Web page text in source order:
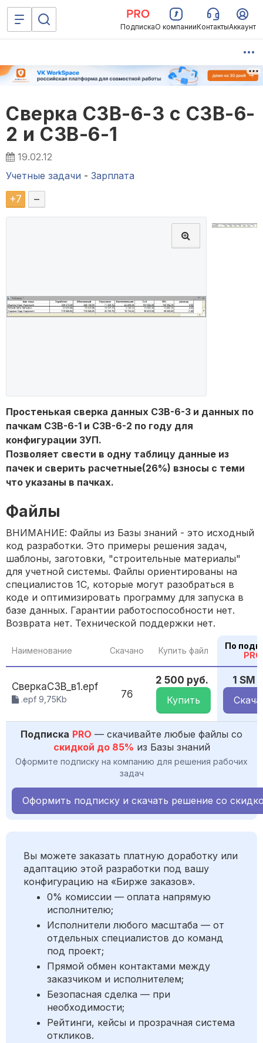
ПодпискаО компанииКонтактыАккаунт
Сверка СЗВ-6-3 с СЗВ-6-
2 и СЗВ-6-1
19.02.12
Учетные задачи - Зарплата
+7 –
Простенькая сверка данных СЗВ-6-3 и данных по
пачкам СЗВ-6-1 и СЗВ-6-2 по году для
конфигурации ЗУП.
Позволяет свести в одну таблицу данные из
пачек и сверить расчетные(26%) взносы с теми
что указаны в пачках.
Файлы
ВНИМАНИЕ: Файлы из Базы знаний - это исходный
код разработки. Это примеры решения задач,
шаблоны, заготовки, "строительные материалы"
для учетной системы. Файлы ориентированы на
специалистов 1С, которые могут разобраться в
коде и оптимизировать программу для запуска в
базе данных. Гарантии работоспособности нет.
Возврата нет. Технической поддержки нет.
Наименование Скачано Купить файл
По
PRO
СверкаСЗВ_в1.epf
.epf 9,75Kb 76
2 500 руб.
Купить
1 SM
Подписка PRO — скачивайте любые файлы со
скидкой до 85% из Базы знаний
Оформите подписку на компанию для решения рабочих
задач
Оформить подписку и скачать решение со
Вы можете заказать платную доработку или
адаптацию этой разработки под вашу
конфигурацию на «Бирже заказов».
0% комиссии — оплата напрямую
исполнителю;
Исполнители любого масштаба — от
отдельных специалистов до команд
под проект;
Прямой обмен контактами между
заказчиком и исполнителем;
Безопасная сделка — при
необходимости;
Рейтинги, кейсы и прозрачная система
откликов.